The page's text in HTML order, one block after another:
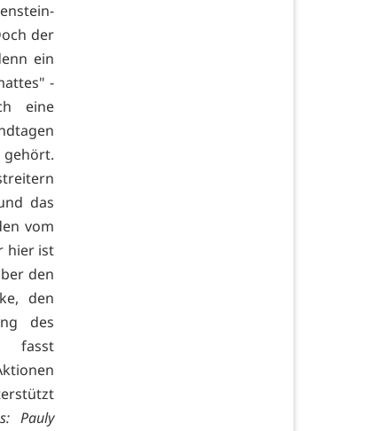
der
ein
-
eine
das
vom
hier ist
den
den
des
fasst
Pauly